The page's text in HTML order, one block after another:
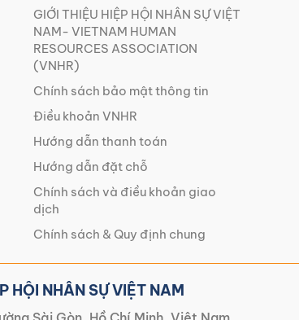
GIỚI THIỆU HIỆP HỘI NHÂN SỰ VIỆT
NAM- VIETNAM HUMAN
RESOURCES ASSOCIATION
(VNHR)
Chính sách bảo mật thông tin
Điều khoản VNHR
Hướng dẫn thanh toán
Hướng dẫn đặt chỗ
Chính sách và điều khoản giao
dịch
Chính sách & Quy định chung
HỘI NHÂN SỰ VIỆT NAM